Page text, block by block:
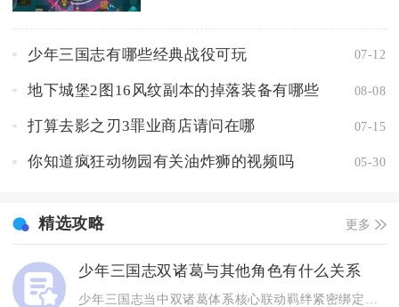
少年三国志有哪些经典战役可玩 07-12
地下城堡2图16风纹副本的掉落装备有哪些 08-08
打算去影之刃3罪业商店请问在哪 07-15
你知道疯狂动物园有关油炸狮的视频吗 05-30
精选攻略 更多
少年三国志双诸葛与其他角色有什么关系